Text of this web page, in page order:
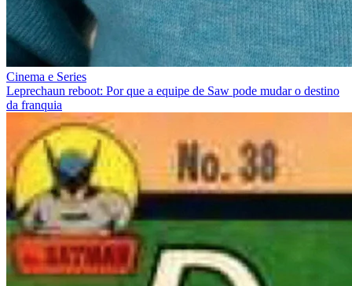
Cinema e Series
Leprechaun reboot: Por que a equipe de Saw pode mudar o destino
da franquia